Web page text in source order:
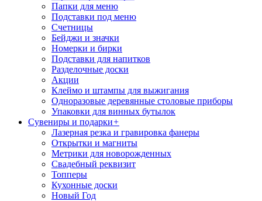
Папки для меню
Подставки под меню
Счетницы
Бейджи и значки
Номерки и бирки
Подставки для напитков
Разделочные доски
Акции
Клеймо и штампы для выжигания
Одноразовые деревянные столовые приборы
Упаковки для винных бутылок
Сувениры и подарки+
Лазерная резка и гравировка фанеры
Открытки и магниты
Метрики для новорожденных
Свадебный реквизит
Топперы
Кухонные доски
Новый Год